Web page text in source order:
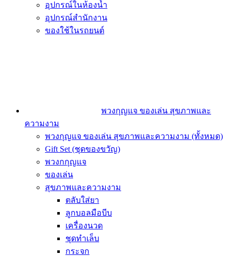
อุปกรณ์ในห้องน้ำ
อุปกรณ์สำนักงาน
ของใช้ในรถยนต์
พวงกุญแจ ของเล่น สุขภาพและ
ความงาม
พวงกุญแจ ของเล่น สุขภาพและความงาม (ทั้งหมด)
Gift Set (ชุดของขวัญ)
พวงกกุญแจ
ของเล่น
สุขภาพและความงาม
ตลับใส่ยา
ลูกบอลมือบีบ
เครื่องนวด
ชุดทำเล็บ
กระจก